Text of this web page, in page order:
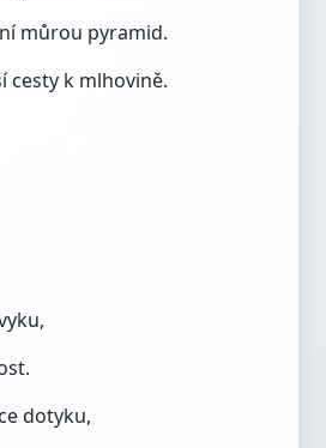
můrou pyramid.
cesty k mlhovině.
dotyku,